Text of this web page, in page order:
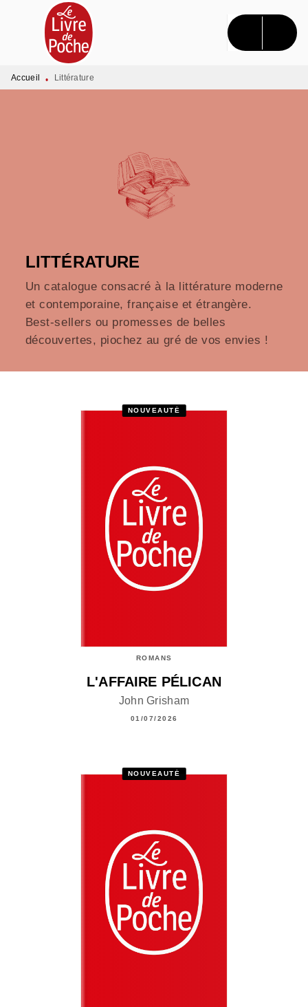
MENU RECHERCHE CONTENU
PIED DE PAGE
Accueil • Littérature
LITTÉRATURE
Un catalogue consacré à la littérature moderne
et contemporaine, française et étrangère.
Best-sellers ou promesses de belles
découvertes, piochez au gré de vos envies !
NOUVEAUTÉ
ROMANS
L'AFFAIRE PÉLICAN
John Grisham
01/07/2026
NOUVEAUTÉ